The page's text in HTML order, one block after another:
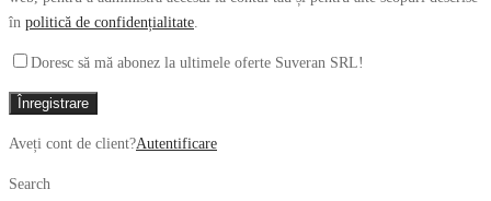
în politică de confidențialitate.
Doresc să mă abonez la ultimele oferte Suveran SRL!
Înregistrare
Aveți cont de client?Autentificare
Search